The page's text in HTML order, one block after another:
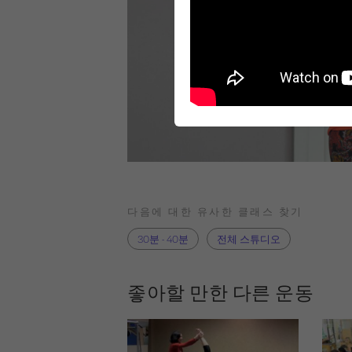
다음에 대한 유사한 클래스 찾기
30분 - 40분
전체 스튜디오
좋아할 만한 다른 운동